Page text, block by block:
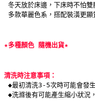
冬天放於床邊，下床時不怕雙
多款華麗色系，搭配裝潢更顯
★多種顏色 隨機出貨★
清洗時注意事項：
◆最初清洗3-5次時可能會發
◆洗滌後有可能產生縮小狀況